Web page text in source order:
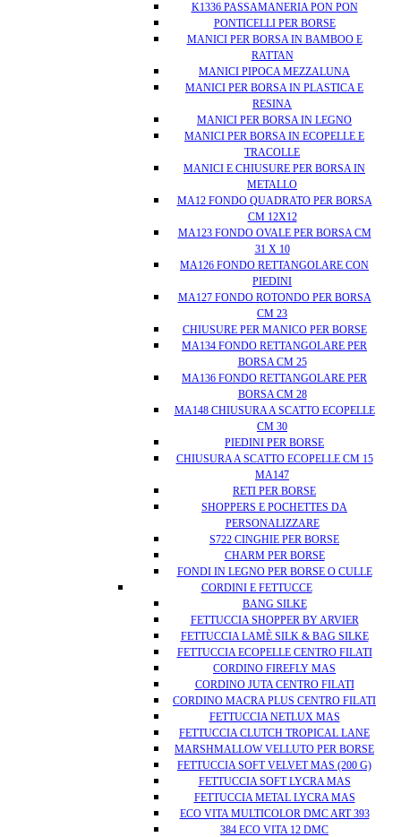
K1336 PASSAMANERIA PON PON
PONTICELLI PER BORSE
MANICI PER BORSA IN BAMBOO E
RATTAN
MANICI PIPOCA MEZZALUNA
MANICI PER BORSA IN PLASTICA E
RESINA
MANICI PER BORSA IN LEGNO
MANICI PER BORSA IN ECOPELLE E
TRACOLLE
MANICI E CHIUSURE PER BORSA IN
METALLO
MA12 FONDO QUADRATO PER BORSA
CM 12X12
MA123 FONDO OVALE PER BORSA CM
31 X 10
MA126 FONDO RETTANGOLARE CON
PIEDINI
MA127 FONDO ROTONDO PER BORSA
CM 23
CHIUSURE PER MANICO PER BORSE
MA134 FONDO RETTANGOLARE PER
BORSA CM 25
MA136 FONDO RETTANGOLARE PER
BORSA CM 28
MA148 CHIUSURA A SCATTO ECOPELLE
CM 30
PIEDINI PER BORSE
CHIUSURA A SCATTO ECOPELLE CM 15
MA147
RETI PER BORSE
SHOPPERS E POCHETTES DA
PERSONALIZZARE
S722 CINGHIE PER BORSE
CHARM PER BORSE
FONDI IN LEGNO PER BORSE O CULLE
CORDINI E FETTUCCE
BANG SILKE
FETTUCCIA SHOPPER BY ARVIER
FETTUCCIA LAMÈ SILK & BAG SILKE
FETTUCCIA ECOPELLE CENTRO FILATI
CORDINO FIREFLY MAS
CORDINO JUTA CENTRO FILATI
CORDINO MACRA PLUS CENTRO FILATI
FETTUCCIA NETLUX MAS
FETTUCCIA CLUTCH TROPICAL LANE
MARSHMALLOW VELLUTO PER BORSE
FETTUCCIA SOFT VELVET MAS (200 G)
FETTUCCIA SOFT LYCRA MAS
FETTUCCIA METAL LYCRA MAS
ECO VITA MULTICOLOR DMC ART 393
384 ECO VITA 12 DMC